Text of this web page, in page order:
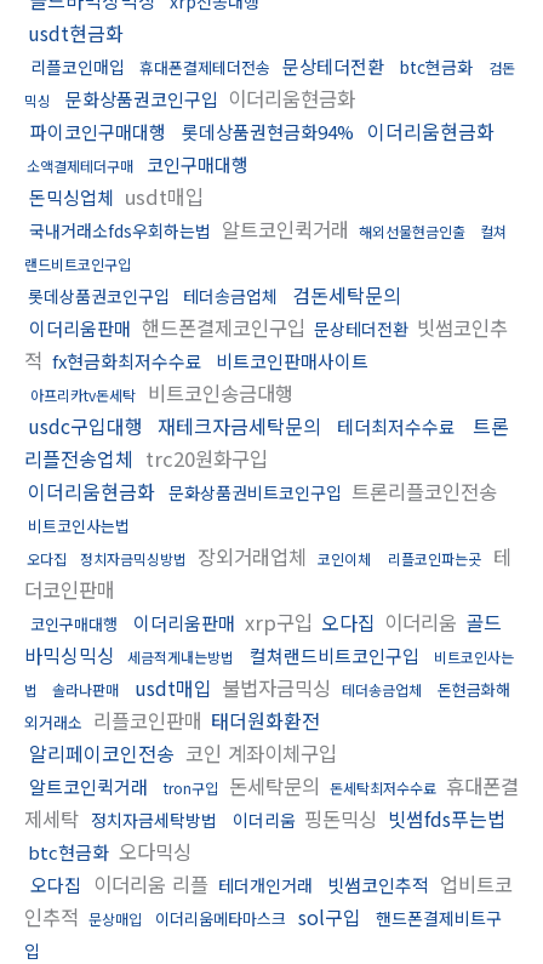
usdt현금화
리플코인매입 휴대폰결제테더전송 문상테더전환 btc현금화
검돈
믹싱
문화상품권코인구입 이더리움현금화
파이코인구매대행 롯데상품권현금화94% 이더리움현금화
소액결제테더구매
코인구매대행
돈믹싱업체 usdt매입
국내거래소fds우회하는법 알트코인퀵거래 해외선물현금인출
컬쳐
랜드비트코인구입
롯데상품권코인구입 테더송금업체 검돈세탁문의
이더리움판매 핸드폰결제코인구입 문상테더전환 빗썸코인추
적 fx현금화최저수수료 비트코인판매사이트
아프리카tv돈세탁
비트코인송금대행
usdc구입대행 재테크자금세탁문의 테더최저수수료
트론
리플전송업체 trc20원화구입
이더리움현금화 문화상품권비트코인구입 트론리플코인전송
비트코인사는법
오다집 정치자금믹싱방법 장외거래업체 코인이체 리플코인파는곳
테
더코인판매
코인구매대행 이더리움판매 xrp구입 오다집 이더리움 골드
바믹싱믹싱
세금적게내는방법 컬쳐랜드비트코인구입
비트코인사는
법
솔라나판매 usdt매입 불법자금믹싱 테더송금업체
돈현금화해
외거래소 리플코인판매 태더원화환전
알리페이코인전송 코인 계좌이체구입
알트코인퀵거래 tron구입 돈세탁문의 돈세탁최저수수료 휴대폰결
제세탁 정치자금세탁방법 이더리움 핑돈믹싱 빗썸fds푸는법
btc현금화 오다믹싱
오다집 이더리움 리플 테더개인거래 빗썸코인추적 업비트코
인추적 문상매입 이더리움메타마스크 sol구입
핸드폰결제비트구
입